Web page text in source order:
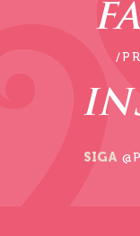
/
SIGA